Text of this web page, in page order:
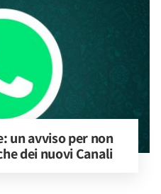
un avviso per non
dei nuovi Canali